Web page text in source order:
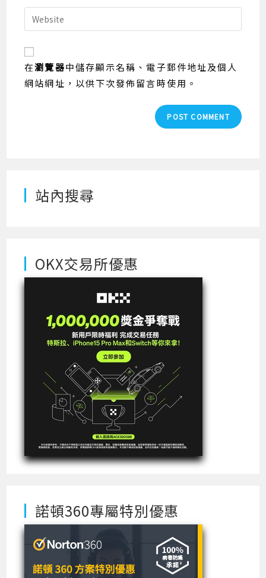
to
comment
email
address
Enter
your
URL
(optional)
在瀏覽器中儲存顯示名稱、電子郵件地址及個人
網站網址，以供下次發佈留言時使用。
站內搜尋
OKX交易所優惠
諾頓360專屬特別優惠